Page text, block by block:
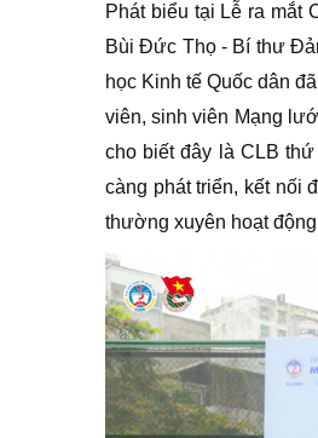
Phát biểu tại Lễ ra mắt
Bùi Đức Thọ - Bí thư
học Kinh tế Quốc dân
viên, sinh viên Mạng
cho biết đây là CLB
càng phát triển, kết nối
thường xuyên hoạt